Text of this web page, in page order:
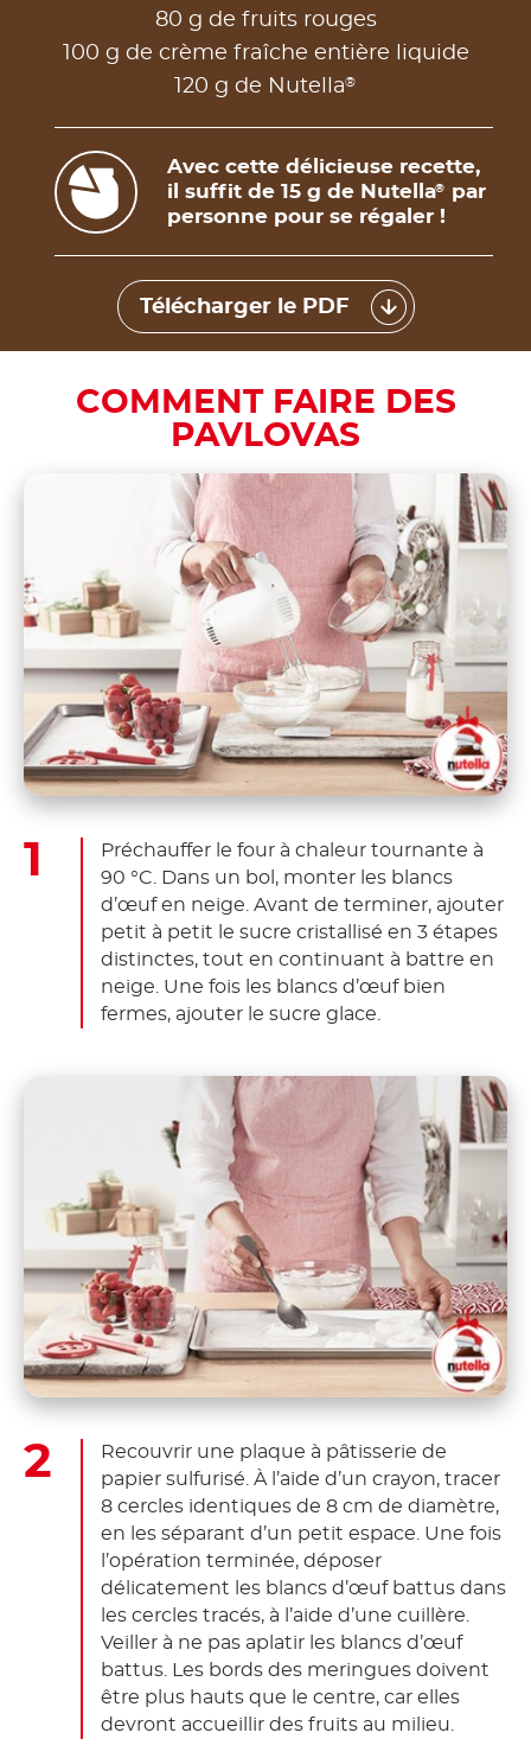
80 g de fruits rouges
100 g de crème fraîche entière liquide
120 g de Nutella®
Avec cette délicieuse recette,
il suffit de 15 g de Nutella®
par
personne pour se régaler !
Télécharger le PDF
COMMENT FAIRE DES
PAVLOVAS
Préchauffer le four à chaleur tournante à
90 °C. Dans un bol, monter les blancs
d’œuf en neige. Avant de terminer, ajouter
petit à petit le sucre cristallisé en 3 étapes
distinctes, tout en continuant à battre en
neige. Une fois les blancs d’œuf bien
fermes, ajouter le sucre glace.
Recouvrir une plaque à pâtisserie de
papier sulfurisé. À l’aide d’un crayon, tracer
8 cercles identiques de 8 cm de diamètre,
en les séparant d’un petit espace. Une fois
l’opération terminée, déposer
délicatement les blancs d’œuf battus dans
les cercles tracés, à l’aide d’une cuillère.
Veiller à ne pas aplatir les blancs d’œuf
battus. Les bords des meringues doivent
être plus hauts que le centre, car elles
devront accueillir des fruits au milieu.